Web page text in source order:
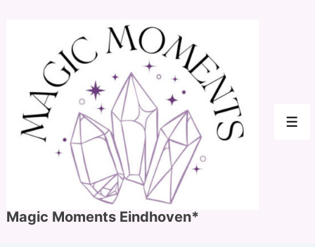
hoofdinhoud
Magic Moments Eindhoven*